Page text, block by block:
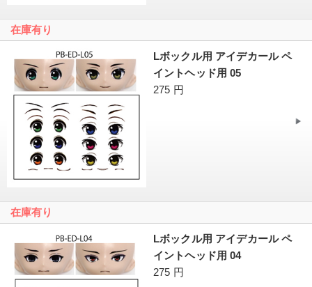
在庫有り
Lボックル用 アイデカール ペ
イントヘッド用 05
275 円
在庫有り
Lボックル用 アイデカール ペ
イントヘッド用 04
275 円